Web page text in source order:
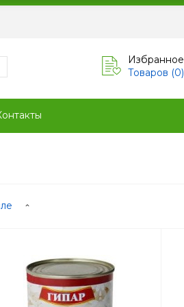
Избранное
Товаров (0)